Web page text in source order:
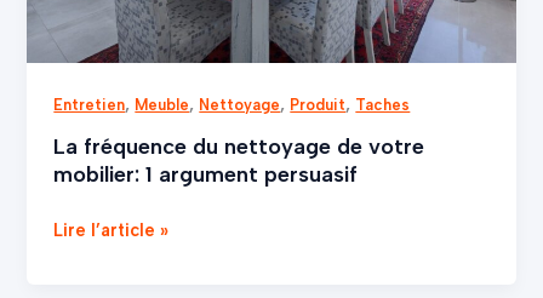
Entretien, Meuble, Nettoyage, Produit, Taches
La fréquence du nettoyage de votre
mobilier: 1 argument persuasif
persuasif
Lire l’article »